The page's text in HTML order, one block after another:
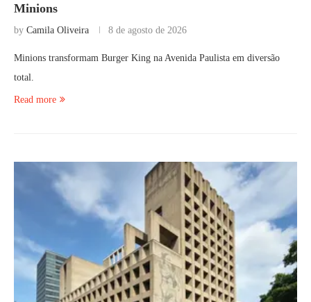
Minions
by Camila Oliveira 8 de agosto de 2026
Minions transformam Burger King na Avenida Paulista em diversão
total.
Read more